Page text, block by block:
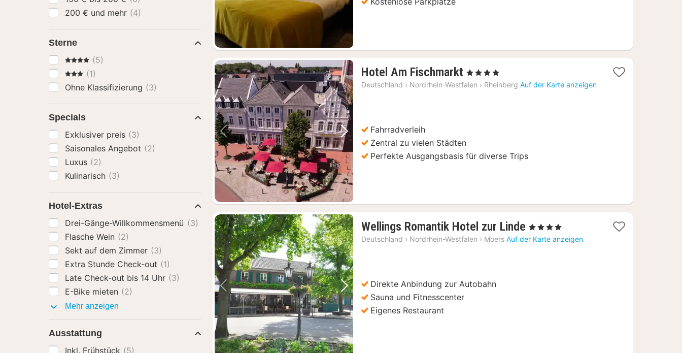
Vorheriges Bild Nächstes Bild
Hotel Am Fischmarkt 1
Nacht
, 4 Sterne
Deutschland › Nordrhein-Westfalen › Rheinberg Auf der Karte anzeigen
Fahrradverleih
Zentral zu vielen Städten
Perfekte Ausgangsbasis für diverse Trips
Vorheriges Bild Nächstes Bild
Wellings Romantik Hotel zur Linde 2
Nächte
, 4 Sterne
Deutschland › Nordrhein-Westfalen › Moers Auf der Karte anzeigen
Direkte Anbindung zur Autobahn
Sauna und Fitnesscenter
Eigenes Restaurant
200 € und mehr (4)
Sterne
4 Sterne(5)
3 Sterne
(1)
Ohne Klassifizierung (3)
Specials
Exklusiver preis (3)
Saisonales Angebot (2)
Luxus (2)
Kulinarisch (3)
Hotel-Extras
Drei-Gänge-Willkommensmenü (3)
Flasche Wein (2)
Sekt auf dem Zimmer (3)
Extra Stunde Check-out (1)
Late Check-out bis 14 Uhr (3)
E-Bike mieten (2)
Mehr anzeigen
Ausstattung
Inkl. Frühstück (5)